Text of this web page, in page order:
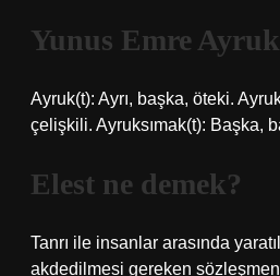
Yunus Emre
Ayruk(t): Ayrı, başka, öteki.
çelişkili. Ayruksımak(t): Başka,
Elest ne demek?
Tanrı ile insanlar arasında
akdedilmesi gereken